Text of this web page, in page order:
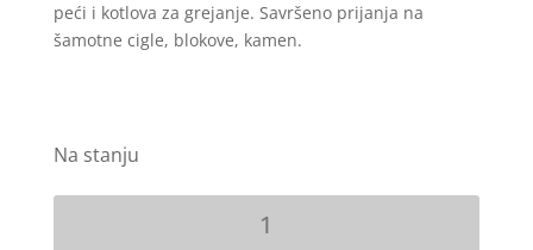
peći i kotlova za grejanje. Savršeno prijanja na
šamotne cigle, blokove, kamen.